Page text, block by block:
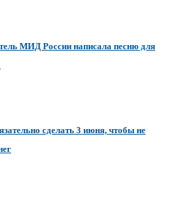
МИД России написала песню для
сделать 3 июня, чтобы не